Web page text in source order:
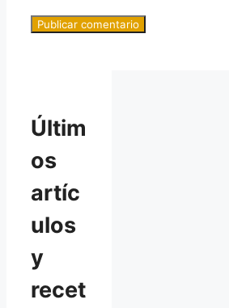
Últim
os
artíc
ulos
y
recet